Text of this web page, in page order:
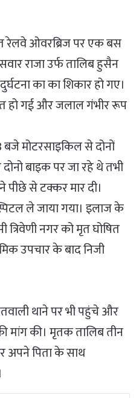
रेलवे ओवरब्रिज पर एक बस
राजा उर्फ तालिब हुसैन
का का शिकार हो गए।
हो गई और जलाल गंभीर रूप
मोटरसाइकिल से दोनों
बाइक पर जा रहे थे तभी
से टक्कर मार दी।
ले जाया गया। इलाज के
त्रिवेणी नगर को मृत घोषित
उपचार के बाद निजी
थाने पर भी पहुंचे और
मांग की। मृतक तालिब तीन
अपने पिता के साथ